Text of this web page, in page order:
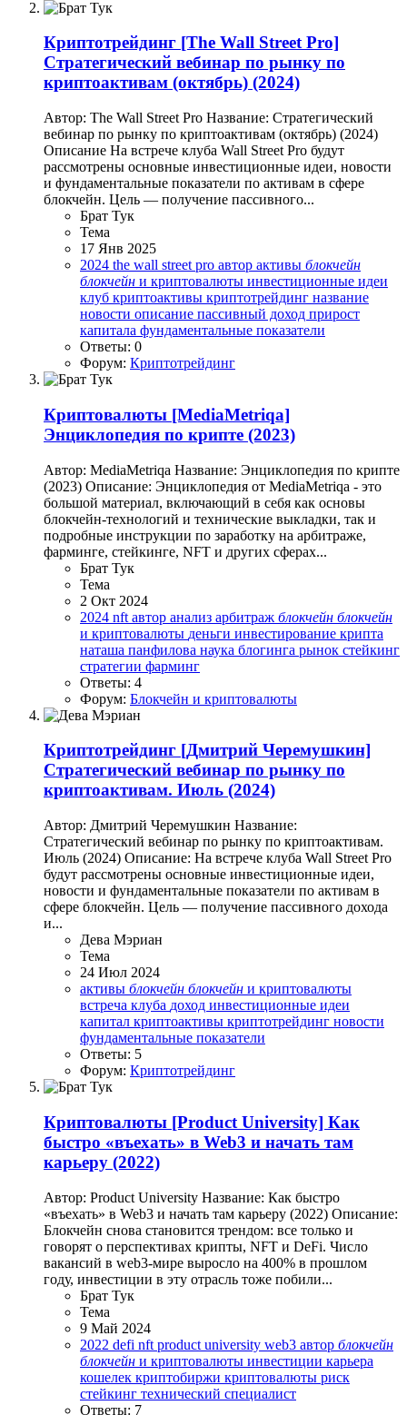
Криптотрейдинг [The Wall Street Pro]
Стратегический вебинар по рынку по
криптоактивам (октябрь) (2024)
Автор: The Wall Street Pro Название: Стратегический
вебинар по рынку по криптоактивам (октябрь) (2024)
Описание На встрече клуба Wall Street Pro будут
рассмотрены основные инвестиционные идеи, новости
и фундаментальные показатели по активам в сфере
блокчейн. Цель — получение пассивного...
Брат Тук
Тема
17 Янв 2025
2024 the wall street pro автор активы блокчейн
блокчейн и криптовалюты инвестиционные идеи
клуб криптоактивы криптотрейдинг название
новости описание пассивный доход прирост
капитала фундаментальные показатели
Ответы: 0
Форум: Криптотрейдинг
Криптовалюты [MediaMetriqa]
Энциклопедия по крипте (2023)
Автор: MediaMetriqa Название: Энциклопедия по крипте
(2023) Описание: Энциклопедия от MediaMetriqa - это
большой материал, включающий в себя как основы
блокчейн-технологий и технические выкладки, так и
подробные инструкции по заработку на арбитраже,
фарминге, стейкинге, NFT и других сферах...
Брат Тук
Тема
2 Окт 2024
2024 nft автор анализ арбитраж блокчейн блокчейн
и криптовалюты деньги инвестирование крипта
наташа панфилова наука блогинга рынок стейкинг
стратегии фарминг
Ответы: 4
Форум: Блокчейн и криптовалюты
Криптотрейдинг [Дмитрий Черемушкин]
Стратегический вебинар по рынку по
криптоактивам. Июль (2024)
Автор: Дмитрий Черемушкин Название:
Стратегический вебинар по рынку по криптоактивам.
Июль (2024) Описание: На встрече клуба Wall Street Pro
будут рассмотрены основные инвестиционные идеи,
новости и фундаментальные показатели по активам в
сфере блокчейн. Цель — получение пассивного дохода
и...
Дева Мэриан
Тема
24 Июл 2024
активы блокчейн блокчейн и криптовалюты
встреча клуба доход инвестиционные идеи
капитал криптоактивы криптотрейдинг новости
фундаментальные показатели
Ответы: 5
Форум: Криптотрейдинг
Криптовалюты [Product University] Как
быстро «въехать» в Web3 и начать там
карьеру (2022)
Автор: Product University Название: Как быстро
«въехать» в Web3 и начать там карьеру (2022) Описание:
Блокчейн снова становится трендом: все только и
говорят о перспективах крипты, NFT и DeFi. Число
вакансий в web3-мире выросло на 400% в прошлом
году, инвестиции в эту отрасль тоже побили...
Брат Тук
Тема
9 Май 2024
2022 defi nft product university web3 автор блокчейн
блокчейн и криптовалюты инвестиции карьера
кошелек криптобиржи криптовалюты риск
стейкинг технический специалист
Ответы: 7